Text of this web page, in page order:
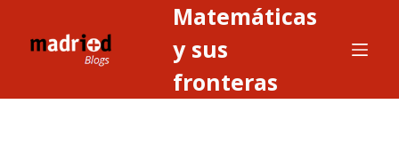
Matemáticas
y sus
fronteras